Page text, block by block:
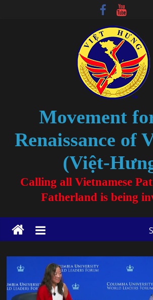
Movement
Renaissance of
(Việt-
Calling all Vietnamese
Fatherland is being